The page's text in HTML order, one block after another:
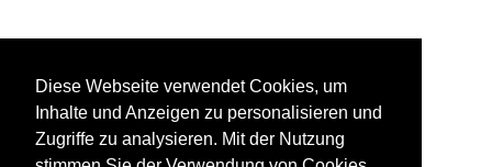
Diese Webseite verwendet Cookies, um
Inhalte und Anzeigen zu personalisieren und
Zugriffe zu analysieren. Mit der Nutzung